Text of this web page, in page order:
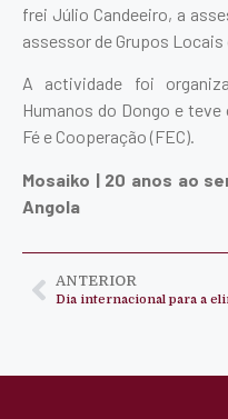
frei Júlio Candeeiro, a
assessor de Grupos
A actividade foi
Humanos do Dongo e
Fé e Cooperação (FEC).
Mosaiko | 20 anos ao
Angola
ANTERIOR